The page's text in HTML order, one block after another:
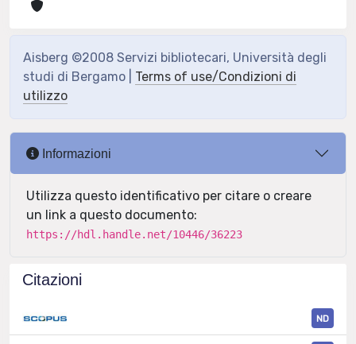
Aisberg ©2008 Servizi bibliotecari, Università degli
studi di Bergamo | Terms of use/Condizioni di
utilizzo
Informazioni
Utilizza questo identificativo per citare o creare
un link a questo documento:
https://hdl.handle.net/10446/36223
Citazioni
ND